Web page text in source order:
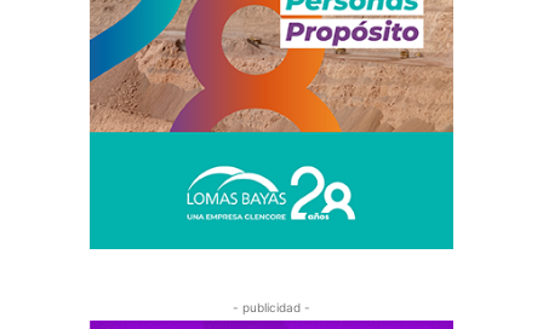
- publicidad -